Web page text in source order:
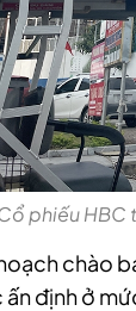
phiếu HBC
chào
định ở